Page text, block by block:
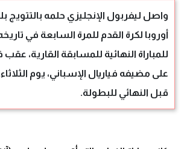
واصل ليفربول الإنجليزي حلمه
أوروبا لكرة القدم للمرة السابعة في
على مضيفه فياريال الإسباني، يوم
قبل النهائي للبطولة.